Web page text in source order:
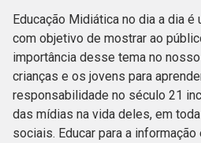
Educação Midiática no dia a dia
com objetivo de mostrar ao
importância desse tema no
crianças e os jovens para
responsabilidade no século 21
das mídias na vida deles, em
sociais. Educar para a